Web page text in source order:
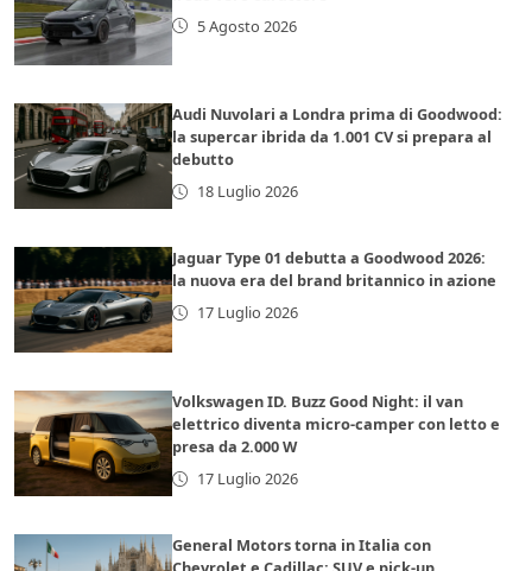
5 Agosto 2026
Audi Nuvolari a Londra prima di Goodwood:
la supercar ibrida da 1.001 CV si prepara al
debutto
18 Luglio 2026
Jaguar Type 01 debutta a Goodwood 2026:
la nuova era del brand britannico in azione
17 Luglio 2026
Volkswagen ID. Buzz Good Night: il van
elettrico diventa micro-camper con letto e
presa da 2.000 W
17 Luglio 2026
General Motors torna in Italia con